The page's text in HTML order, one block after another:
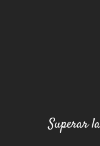
Superar